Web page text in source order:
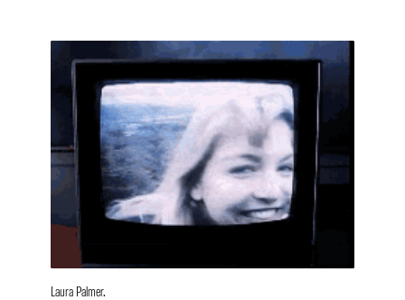
Laura Palmer.